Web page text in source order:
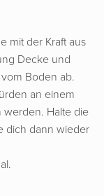
mit der Kraft aus
Decke und
Boden ab.
an einem
Halte die
dich dann wieder